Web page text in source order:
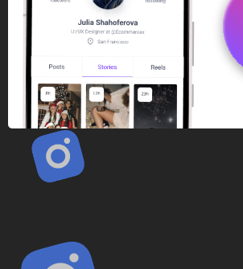
или Telegram-приложении.
Быстро, просто и удобно.
Перейти к боту